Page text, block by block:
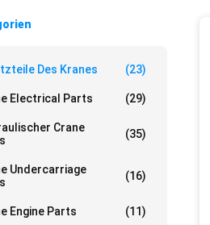
Des Kranes (23)
Electrical Parts (29)
Crane
(35)
Undercarriage
(16)
Engine Parts (11)